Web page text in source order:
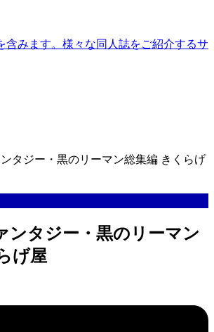
含みます。様々な同人誌をご紹介するサ
タジー・黒のリーマン総集編 きくらげ
ンタジー・黒のリーマン
げ屋